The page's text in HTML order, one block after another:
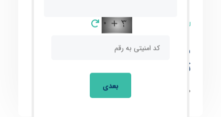
معرفی انواع نمودارها در
تحلیل تکنیکال
معرفی انواع نمودارها در تحلیل تکنیکال
بعدی